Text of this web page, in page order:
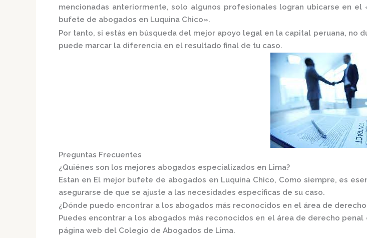
mencionadas anteriormente, solo algunos profesionales logran ubicarse en el
bufete de abogados en Luquina Chico».
Por tanto, si estás en búsqueda del mejor apoyo legal en la capital peruana, no
puede marcar la diferencia en el resultado final de tu caso.
Preguntas Frecuentes
¿Quiénes son los mejores abogados especializados en Lima?
Estan en El mejor bufete de abogados en Luquina Chico, Como siempre, es
asegurarse de que se ajuste a las necesidades específicas de su caso.
¿Dónde puedo encontrar a los abogados más reconocidos en el área de
Puedes encontrar a los abogados más reconocidos en el área de derecho
página web del Colegio de Abogados de Lima.